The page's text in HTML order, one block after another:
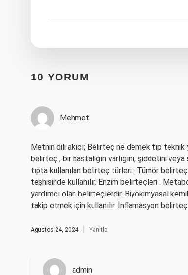
10 YORUM
Mehmet
Metnin dili akıcı; Belirteç ne demek tıp
belirteç , bir hastalığın varlığını, şiddetini
tıpta kullanılan belirteç türleri : Tümör
teşhisinde kullanılır. Enzim belirteçleri .
yardımcı olan belirteçlerdir. Biyokimyasal
takip etmek için kullanılır. İnflamasyon
Ağustos 24, 2024 Yanıtla
admin